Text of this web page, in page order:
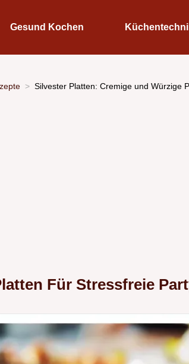
Gesund Kochen
Silvester Platten: Cremige und Würzige
Für Stressfreie